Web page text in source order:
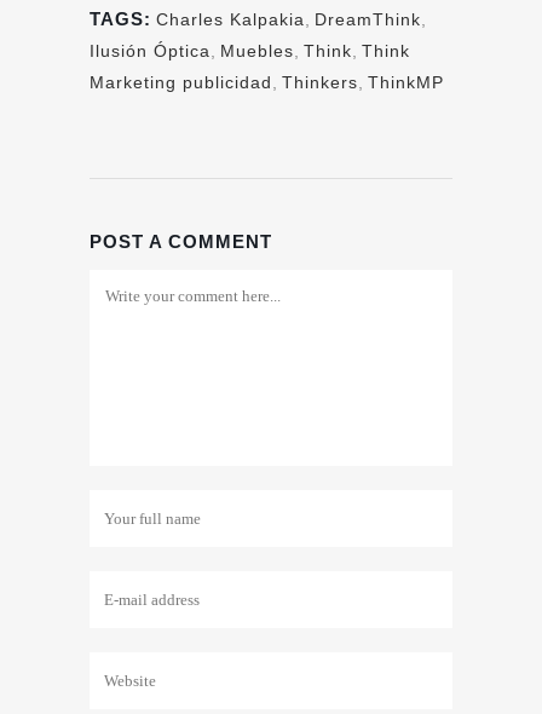
TAGS: Charles Kalpakia, DreamThink,
Ilusión Óptica, Muebles, Think, Think
Marketing publicidad, Thinkers, ThinkMP
POST A COMMENT